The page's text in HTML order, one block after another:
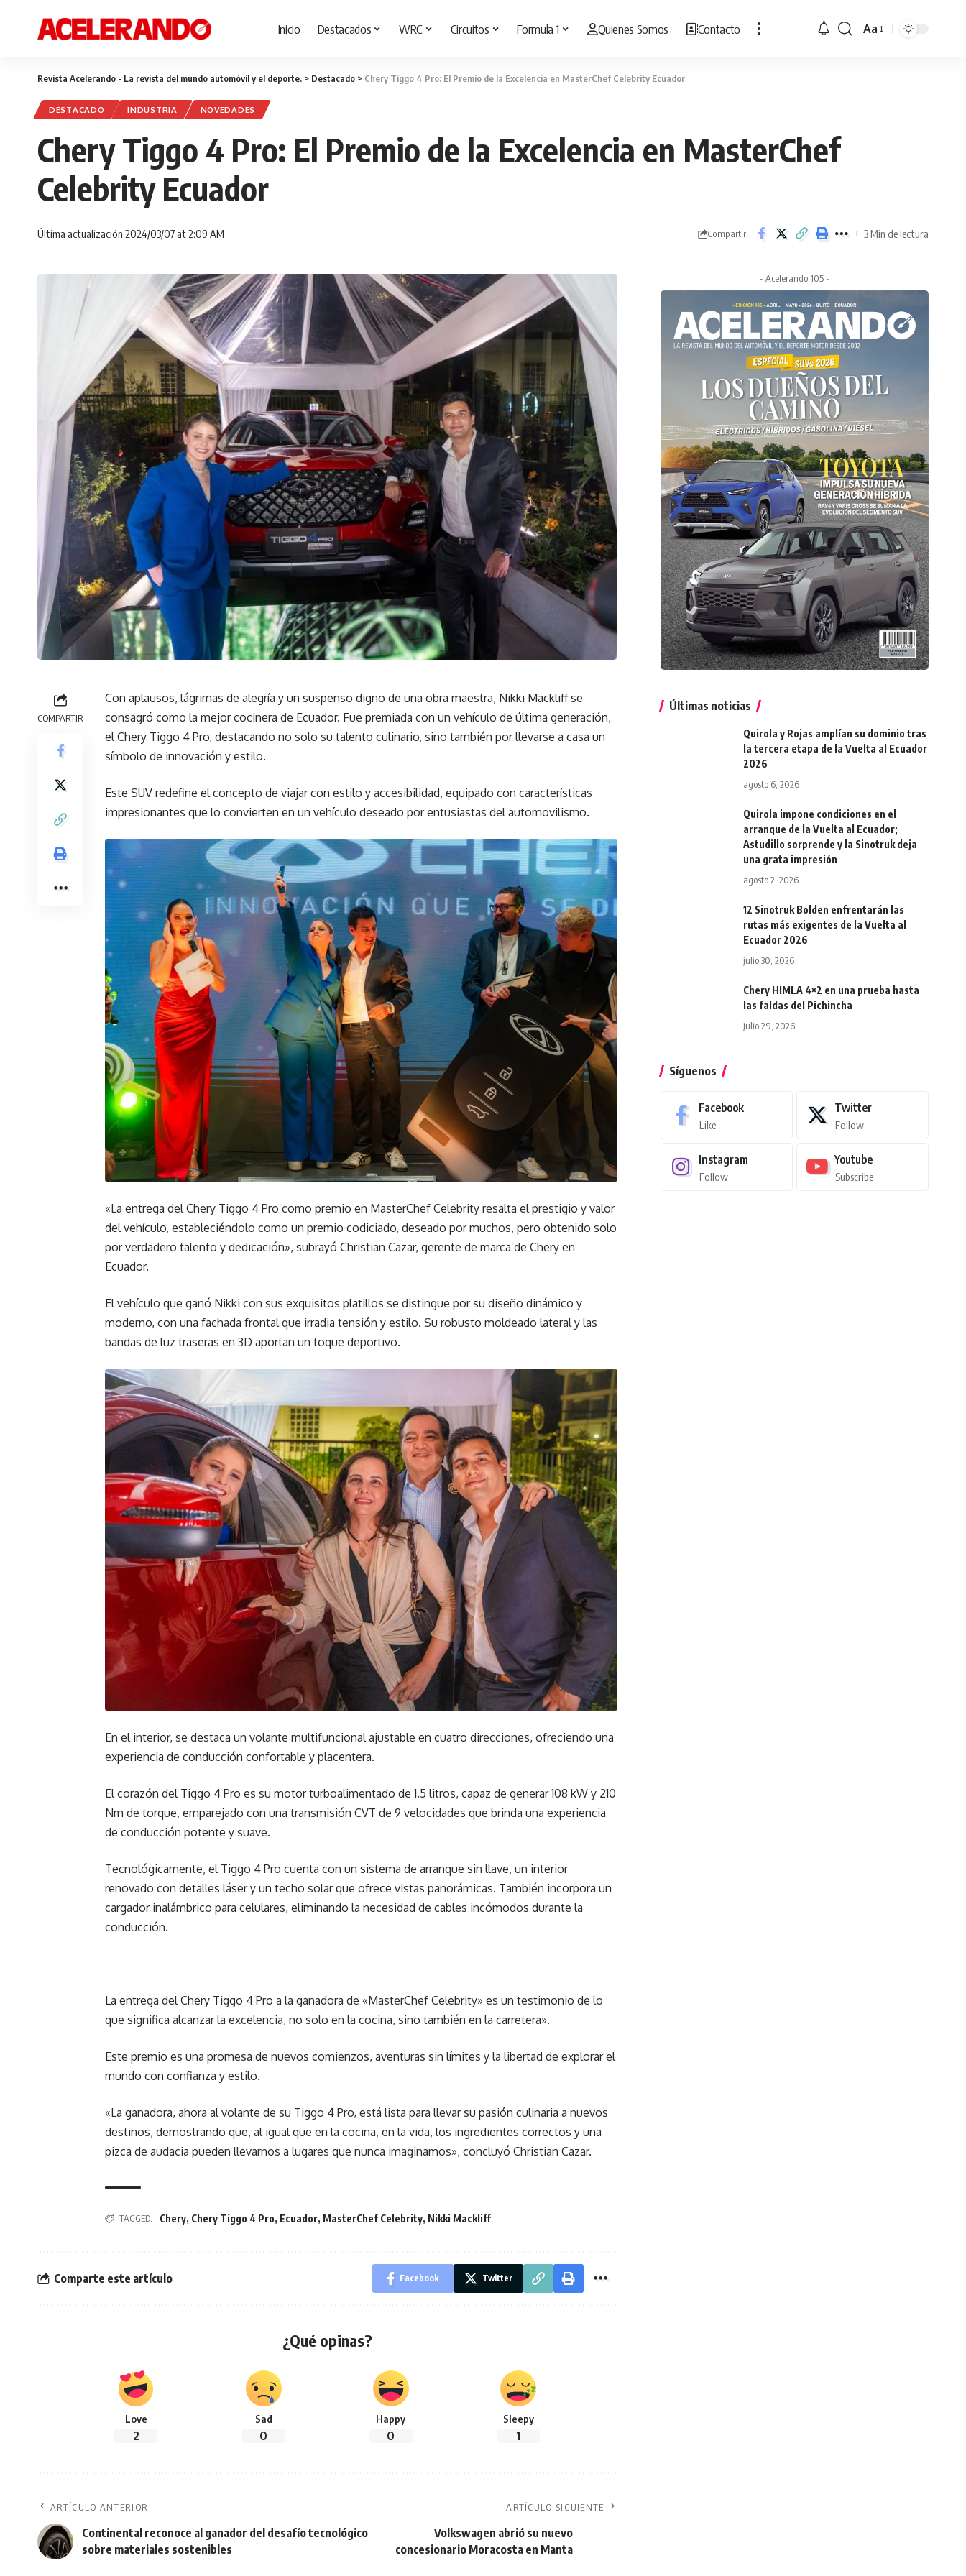
Inicio Destacados WRC Circuitos Formula 1 Quienes Somos Contacto
Cambiar
Aa
Revista Acelerando - La revista del mundo automóvil y el deporte. > Destacado > Chery Tiggo 4 Pro: El Premio de la Excelencia en MasterChef Celebrity Ecuador
DESTACADO INDUSTRIA NOVEDADES
Chery Tiggo 4 Pro: El Premio de la Excelencia en MasterChef
Celebrity Ecuador
Última actualización 2024/03/07 at 2:09 AM Compartir 3 Min de lectura
COMPARTIR
Con aplausos, lágrimas de alegría y un suspenso digno de una obra maestra, Nikki Mackliff se
consagró como la mejor cocinera de Ecuador. Fue premiada con un vehículo de última generación,
el Chery Tiggo 4 Pro, destacando no solo su talento culinario, sino también por llevarse a casa un
símbolo de innovación y estilo.
Este SUV redefine el concepto de viajar con estilo y accesibilidad, equipado con características
impresionantes que lo convierten en un vehículo deseado por entusiastas del automovilismo.
«La entrega del Chery Tiggo 4 Pro como premio en MasterChef Celebrity resalta el prestigio y valor
del vehículo, estableciéndolo como un premio codiciado, deseado por muchos, pero obtenido solo
por verdadero talento y dedicación», subrayó Christian Cazar, gerente de marca de Chery en
Ecuador.
El vehículo que ganó Nikki con sus exquisitos platillos se distingue por su diseño dinámico y
moderno, con una fachada frontal que irradia tensión y estilo. Su robusto moldeado lateral y las
bandas de luz traseras en 3D aportan un toque deportivo.
En el interior, se destaca un volante multifuncional ajustable en cuatro direcciones, ofreciendo una
experiencia de conducción confortable y placentera.
El corazón del Tiggo 4 Pro es su motor turboalimentado de 1.5 litros, capaz de generar 108 kW y 210
Nm de torque, emparejado con una transmisión CVT de 9 velocidades que brinda una experiencia
de conducción potente y suave.
Tecnológicamente, el Tiggo 4 Pro cuenta con un sistema de arranque sin llave, un interior
renovado con detalles láser y un techo solar que ofrece vistas panorámicas. También incorpora un
cargador inalámbrico para celulares, eliminando la necesidad de cables incómodos durante la
conducción.
La entrega del Chery Tiggo 4 Pro a la ganadora de «MasterChef Celebrity» es un testimonio de lo
que significa alcanzar la excelencia, no solo en la cocina, sino también en la carretera».
Este premio es una promesa de nuevos comienzos, aventuras sin límites y la libertad de explorar el
mundo con confianza y estilo.
«La ganadora, ahora al volante de su Tiggo 4 Pro, está lista para llevar su pasión culinaria a nuevos
destinos, demostrando que, al igual que en la cocina, en la vida, los ingredientes correctos y una
pizca de audacia pueden llevarnos a lugares que nunca imaginamos», concluyó Christian Cazar.
TAGGED: Chery, Chery Tiggo 4 Pro, Ecuador, MasterChef Celebrity, Nikki Mackliff
Comparte este artículo Facebook Twitter
¿Qué opinas?
Love
2
Sad
0
Happy
0
Sleepy
1
ARTÍCULO ANTERIOR
Continental reconoce al ganador del desafío tecnológico
sobre materiales sostenibles
ARTÍCULO SIGUIENTE
Volkswagen abrió su nuevo
concesionario Moracosta en Manta
- Acelerando 105 -
Últimas noticias
Quirola y Rojas amplían su dominio tras
la tercera etapa de la Vuelta al Ecuador
2026
agosto 6, 2026
Quirola impone condiciones en el
arranque de la Vuelta al Ecuador;
Astudillo sorprende y la Sinotruk deja
una grata impresión
agosto 2, 2026
12 Sinotruk Bolden enfrentarán las
rutas más exigentes de la Vuelta al
Ecuador 2026
julio 30, 2026
Chery HIMLA 4×2 en una prueba hasta
las faldas del Pichincha
julio 29, 2026
Síguenos
Facebook
Like
Twitter
Follow
Instagram
Follow
Youtube
Subscribe